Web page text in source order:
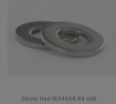
Skiver flad 16X45X6 Rå stål